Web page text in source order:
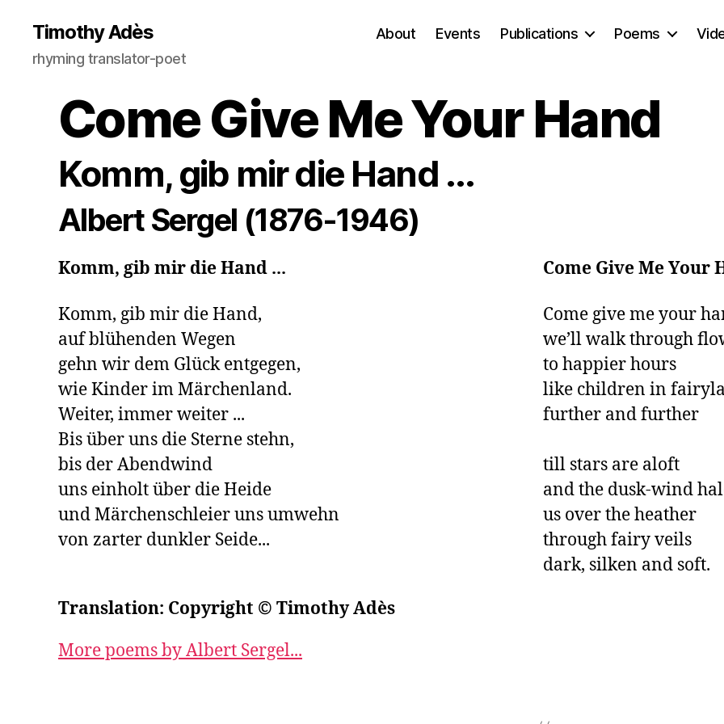
Timothy Adès
rhyming translator-poet
About Events Publications Poems
Come Give Me Your Hand
Komm, gib mir die Hand ...
Albert Sergel (1876-1946)
Komm, gib mir die Hand ...
Komm, gib mir die Hand,
auf blühenden Wegen
gehn wir dem Glück entgegen,
wie Kinder im Märchenland.
Weiter, immer weiter ...
Bis über uns die Sterne stehn,
bis der Abendwind
uns einholt über die Heide
und Märchenschleier uns umwehn
von zarter dunkler Seide...
Come Give Me Your
Come give me your
we’ll walk through
to happier hours
like children in
further and further
till stars are aloft
and the dusk-wind
us over the heather
through fairy veils
dark, silken and soft.
Translation: Copyright © Timothy Adès
More poems by Albert Sergel...